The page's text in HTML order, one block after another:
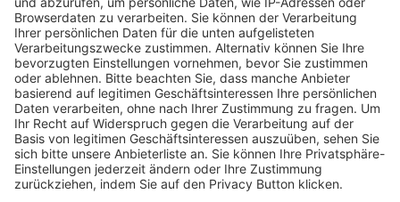
Fachmedien Recht und Wirtschaft
Ein Fachbereich der
dfv Mediengruppe
Mainzer Landstr. 251
60326 Frankfurt am Main
E-Mail:info@ruw.de